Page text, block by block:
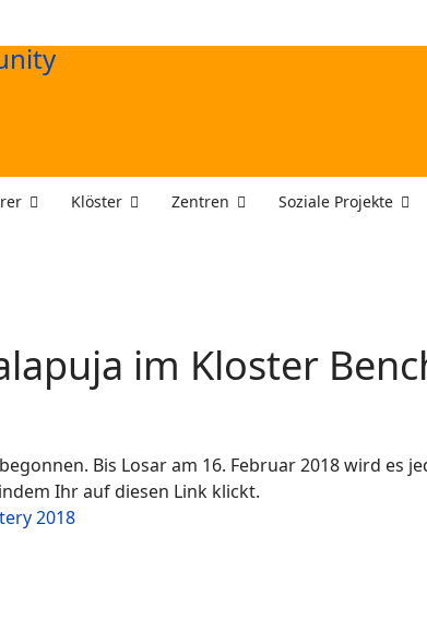
Klöster Zentren Soziale Projekte
im Kloster
Bis Losar am 16. Februar 2018 wird es
Ihr auf diesen Link klickt.
2018
2018